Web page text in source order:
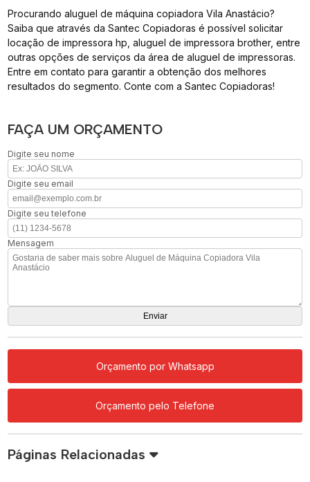
Procurando aluguel de máquina copiadora Vila Anastácio?
Saiba que através da Santec Copiadoras é possível solicitar
locação de impressora hp, aluguel de impressora brother, entre
outras opções de serviços da área de aluguel de impressoras.
Entre em contato para garantir a obtenção dos melhores
resultados do segmento. Conte com a Santec Copiadoras!
FAÇA UM ORÇAMENTO
Digite seu nome
Digite seu email
Digite seu telefone
Mensagem
Orçamento por Whatsapp
Orçamento pelo Telefone
Páginas Relacionadas